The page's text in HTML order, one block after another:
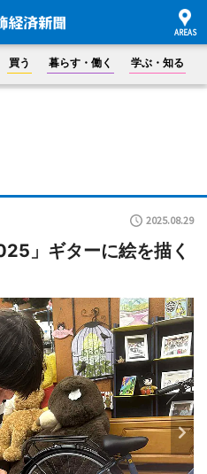
買う 暮らす・働く 学ぶ・知る
2025.08.29
」ギターに絵を描く